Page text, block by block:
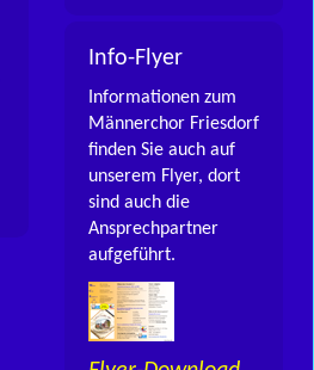
Info-Flyer
Informationen zum
Männerchor Friesdorf
finden Sie auch auf
unserem Flyer, dort
sind auch die
Ansprechpartner
aufgeführt.